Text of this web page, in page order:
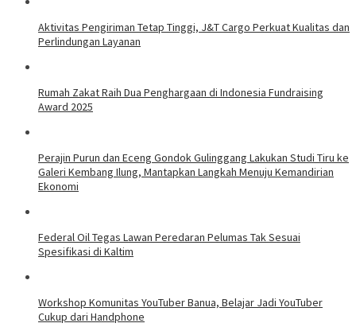
Aktivitas Pengiriman Tetap Tinggi, J&T Cargo Perkuat Kualitas dan
Perlindungan Layanan
Rumah Zakat Raih Dua Penghargaan di Indonesia Fundraising
Award 2025
Perajin Purun dan Eceng Gondok Gulinggang Lakukan Studi Tiru ke
Galeri Kembang Ilung, Mantapkan Langkah Menuju Kemandirian
Ekonomi
Federal Oil Tegas Lawan Peredaran Pelumas Tak Sesuai
Spesifikasi di Kaltim
Workshop Komunitas YouTuber Banua, Belajar Jadi YouTuber
Cukup dari Handphone